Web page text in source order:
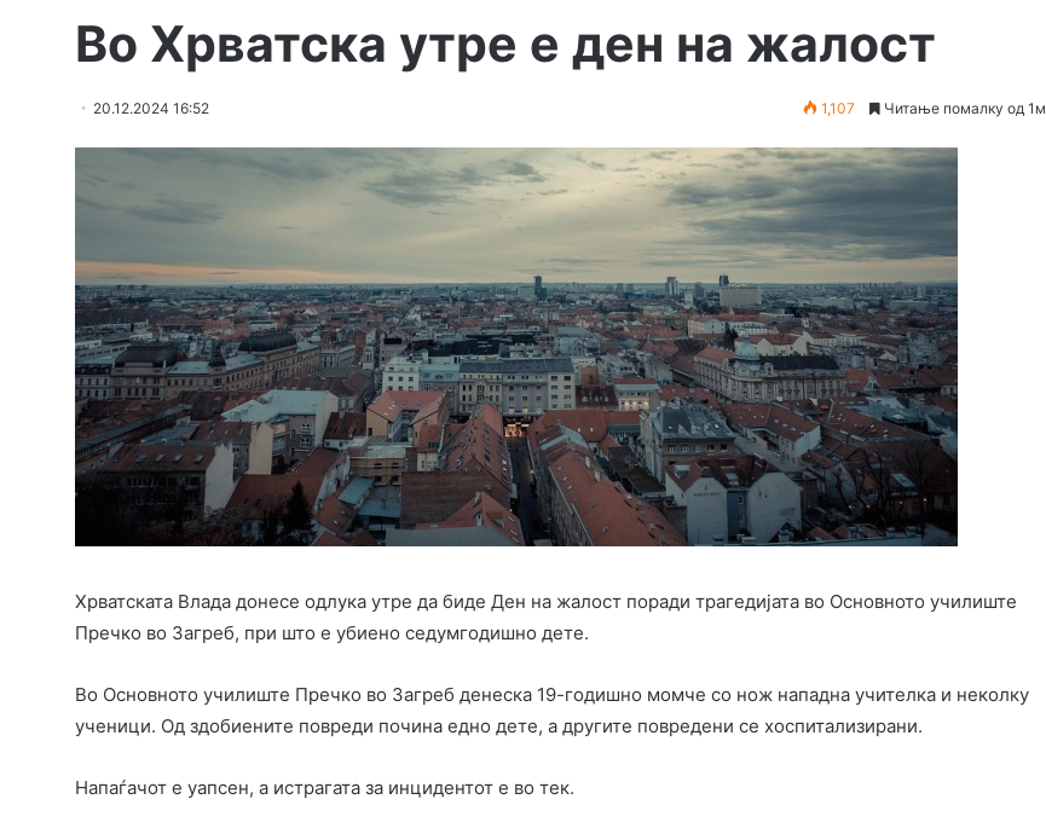
Во Хрватска утре е ден на жалост
20.12.2024 16:52 1,107 Читање помалку од 1м
Хрватската Влада донесе одлука утре да биде Ден на жалост поради трагедијата во Основното училиште
Пречко во Загреб, при што е убиено седумгодишно дете.
Во Основното училиште Пречко во Загреб денеска 19-годишно момче со нож нападна учителка и неколку
ученици. Од здобиените повреди почина едно дете, а другите повредени се хоспитализирани.
Напаѓачот е уапсен, а истрагата за инцидентот е во тек.